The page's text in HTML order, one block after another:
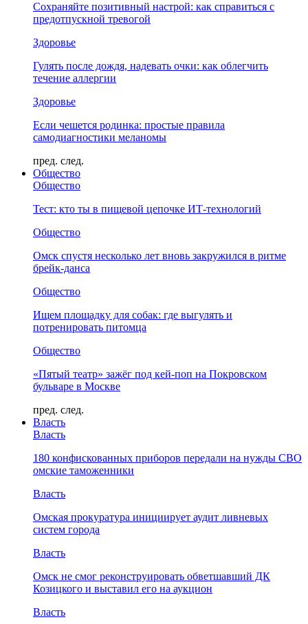
Сохраняйте позитивный настрой: как справиться с
предотпускной тревогой
Здоровье
Гулять после дождя, надевать очки: как облегчить
течение аллергии
Здоровье
Если чешется родинка: простые правила
самодиагностики меланомы
пред. след.
Общество
Общество
Тест: кто ты в пищевой цепочке ИТ-технологий
Общество
Омск спустя несколько лет вновь закружился в ритме
брейк-данса
Общество
Ищем площадку для собак: где выгулять и
потренировать питомца
Общество
«Пятый театр» зажёг под кей-поп на Покровском
бульваре в Москве
пред. след.
Власть
Власть
180 конфискованных приборов передали на нужды СВО
омские таможенники
Власть
Омская прокуратура инициирует аудит ливневых
систем города
Власть
Омск не смог реконструировать обветшавший ДК
Козицкого и выставил его на аукцион
Власть